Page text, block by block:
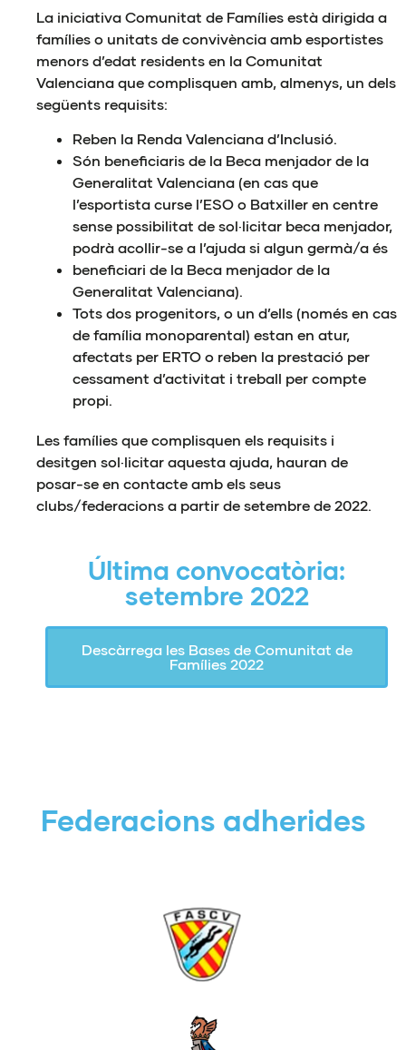
La iniciativa Comunitat de Famílies està dirigida a
famílies o unitats de convivència amb esportistes
menors d’edat residents en la Comunitat
Valenciana que complisquen amb, almenys, un dels
següents requisits:
Reben la Renda Valenciana d’Inclusió.
Són beneficiaris de la Beca menjador de la
Generalitat Valenciana (en cas que
l’esportista curse l’ESO o Batxiller en centre
sense possibilitat de sol·licitar beca menjador,
podrà acollir-se a l’ajuda si algun germà/a és
beneficiari de la Beca menjador de la
Generalitat Valenciana).
Tots dos progenitors, o un d’ells (només en cas
de família monoparental) estan en atur,
afectats per ERTO o reben la prestació per
cessament d’activitat i treball per compte
propi.
Les famílies que complisquen els requisits i
desitgen sol·licitar aquesta ajuda, hauran de
posar-se en contacte amb els seus
clubs/federacions a partir de setembre de 2022.
Última convocatòria:
setembre 2022
Descàrrega les Bases de Comunitat de
Famílies 2022
Federacions adherides
Activitats subaquàtiques